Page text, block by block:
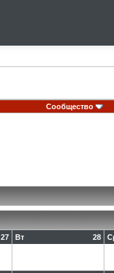
Сообщество
27 28
Вт